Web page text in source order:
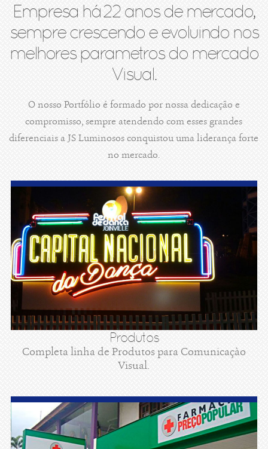
Empresa há 22 anos de mercado,
sempre crescendo e evoluindo nos
melhores parametros do mercado
Visual.
O nosso Portfólio é formado por nossa dedicação e
compromisso, sempre atendendo com esses grandes
diferenciais a JS Luminosos conquistou uma liderança forte
no mercado.
Produtos
Completa linha de Produtos para Comunicaçào
Visual.